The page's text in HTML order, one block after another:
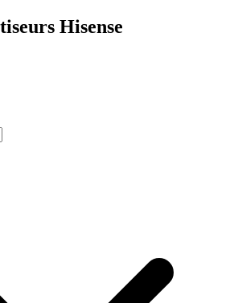
Hisense